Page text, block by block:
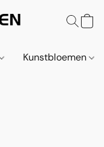
Kunstbloemen